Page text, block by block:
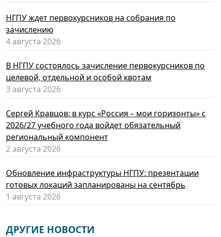
НГПУ ждет первокурсников на собрания по
зачислению
4 августа 2026
В НГПУ состоялось зачисление первокурсников по
целевой, отдельной и особой квотам
3 августа 2026
Сергей Кравцов: в курс «Россия – мои горизонты» с
2026/27 учебного года войдет обязательный
региональный компонент
2 августа 2026
Обновление инфраструктуры НГПУ: презентации
готовых локаций запланированы на сентябрь
1 августа 2026
ДРУГИЕ НОВОСТИ